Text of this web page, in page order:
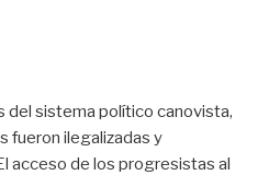
del sistema político canovista,
fueron ilegalizadas y
acceso de los progresistas al